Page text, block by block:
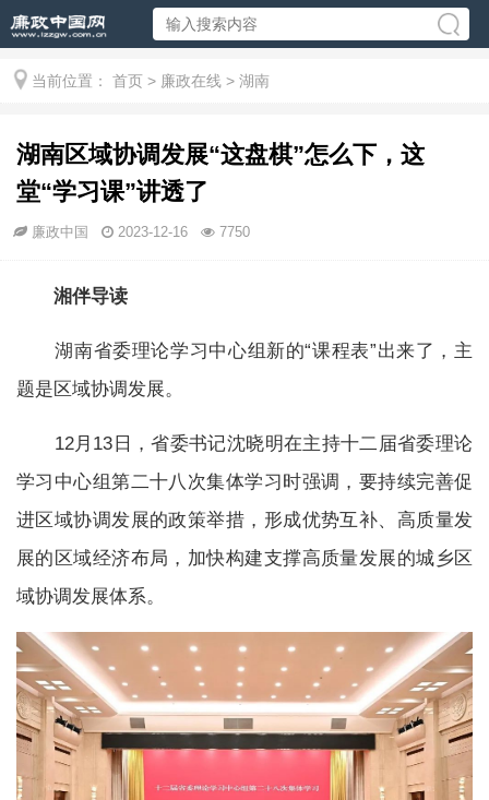
当前位置： 首页 > 廉政在线 > 湖南
湖南区域协调发展“这盘棋”怎么下，这
堂“学习课”讲透了
廉政中国 2023-12-16 7750
湘伴导读
湖南省委理论学习中心组新的“课程表”出来了，主
题是区域协调发展。
12月13日，省委书记沈晓明在主持十二届省委理论
学习中心组第二十八次集体学习时强调，要持续完善促
进区域协调发展的政策举措，形成优势互补、高质量发
展的区域经济布局，加快构建支撑高质量发展的城乡区
域协调发展体系。